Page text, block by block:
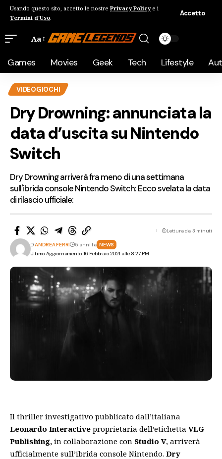
Usando questo sito, accetto le nostre Privacy Policye i
Termini d'Uso.
Accetto
Aa
Games Movies Geek Tech Lifestyle
VIDEOGIOCHI
Dry Drowning: annunciata la
data d’uscita su Nintendo
Switch
Dry Drowning arriverà fra meno di una settimana
sull'ibrida console Nintendo Switch: Ecco svelata la data
di rilascio ufficiale:
Ultimo Aggiornamento: 16 Febbraio 2021 alle 8:27 PM
DiANDREA FERRI 5 anni fa NEWS
Lettura da 3 minuti
Il thriller investigativo pubblicato dall’italiana
Leonardo Interactive proprietaria dell’etichetta VLG
Publishing, in collaborazione con Studio V, arriverà
ufficialmente sull’ibrida console Nintendo. Dry